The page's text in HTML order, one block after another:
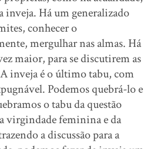
inveja. Há um generalizado
conhecer o
mergulhar nas almas. Há
maior, para se discutirem as
inveja é o último tabu, com
Podemos quebrá-lo e
o tabu da questão
virgindade feminina e da
a discussão para a